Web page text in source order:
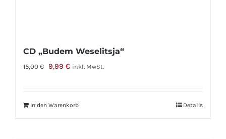
CD „Budem Weselitsja“
15,00€
Ursprünglicher
15,00 €
9,99 €Aktueller
9,99 €.
inkl. MwSt.
In den Warenkorb Details